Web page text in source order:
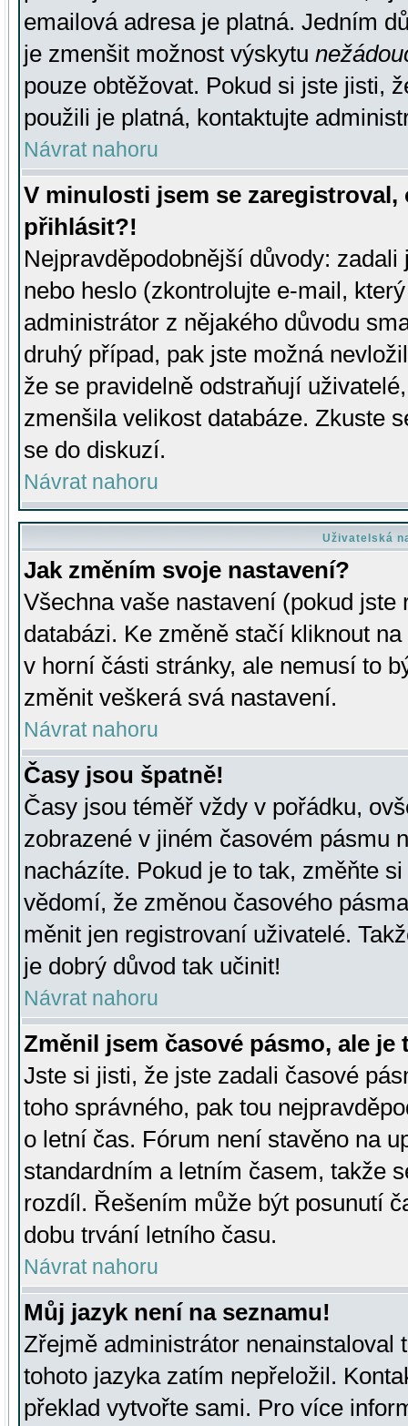
emailová adresa je platná. Jedním
je zmenšit možnost výskytu
pouze obtěžovat. Pokud si jste jisti,
použili je platná, kontaktujte
Návrat nahoru
V minulosti jsem se
přihlásit?!
Nejpravděpodobnější důvody:
nebo heslo (zkontrolujte e-mail,
administrátor z nějakého důvodu
druhý případ, pak jste možná
že se pravidelně odstraňují
zmenšila velikost databáze. Zkuste
se do diskuzí.
Návrat nahoru
Uživatelská
Jak změním svoje nastavení?
Všechna vaše nastavení (pokud
databázi. Ke změně stačí kliknout
v horní části stránky, ale nemusí to
změnit veškerá svá nastavení.
Návrat nahoru
Časy jsou špatně!
Časy jsou téměř vždy v pořádku,
zobrazené v jiném časovém pásmu
nacházíte. Pokud je to tak, změňte
vědomí, že změnou časového
měnit jen registrovaní uživatelé.
je dobrý důvod tak učinit!
Návrat nahoru
Změnil jsem časové pásmo, ale je
Jste si jisti, že jste zadali časové
toho správného, pak tou
o letní čas. Fórum není stavěno na
standardním a letním časem, takže
rozdíl. Řešením může být posunutí
dobu trvání letního času.
Návrat nahoru
Můj jazyk není na seznamu!
Zřejmě administrátor nenainstaloval
tohoto jazyka zatím nepřeložil.
překlad vytvořte sami. Pro více